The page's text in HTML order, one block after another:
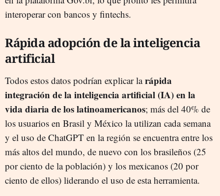
interoperar con bancos y fintechs.
Rápida adopción de la inteligencia
artificial
Todos estos datos podrían explicar larápida
integración de la inteligencia artificial (IA) en la
vida diaria de los latinoamericanos; más del 40% de
los usuarios en Brasil y México la utilizan cada semana
y el uso de ChatGPT en la región se encuentra entre los
más altos del mundo, de nuevo con los brasileños (25
por ciento de la población) y los mexicanos (20 por
ciento de ellos) liderando el uso de esta herramienta.